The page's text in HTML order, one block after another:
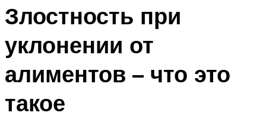
Злостность при
уклонении от
алиментов – что это
такое